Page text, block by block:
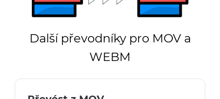
Další převodníky pro MOV a
WEBM